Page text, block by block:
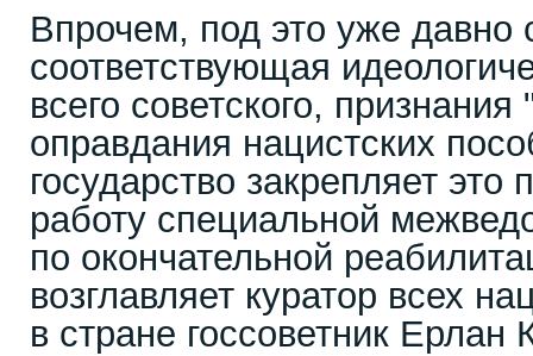
Впрочем, под это уже давно
соответствующая
всего советского,
оправдания нацистских
государство закрепляет это
работу специальной
по окончательной
возглавляет куратор всех
в стране госсоветник Ерлан